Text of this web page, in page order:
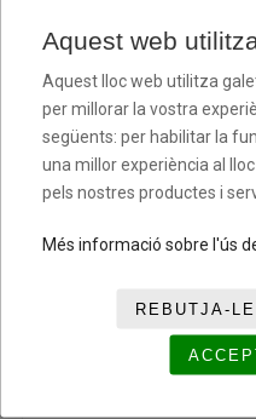
Penitenciari Mas d’Enric
Aquest web
Aquest lloc web utilitza
per millorar la vostra
següents: per habilitar la
una millor experiència al
pels nostres productes i
Més informació sobre l'ús
REBUTJA-